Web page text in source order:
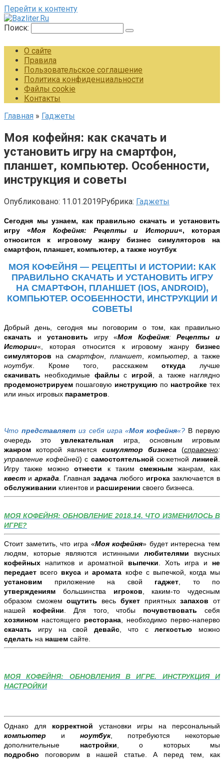
Перейти к контенту
Поиск:
О сайте
Правила
Пользовательское соглашение
Политика конфиденциальности
Файлы cookie
Контакты
Главная » Гаджеты
Моя кофейня: как скачать и
установить игру на смартфон,
планшет, компьютер. Особенности,
инструкция и советы
Опубликовано: 11.01.2019Рубрика: Гаджеты
Сегодня мы узнаем, как правильно скачать и установить
игру «Моя Кофейня: Рецепты и Истории«, которая
относится к игровому жанру бизнес симуляторов на
смартфон, планшет, компьютер, а также ноутбук
МОЯ КОФЕЙНЯ — РЕЦЕПТЫ И ИСТОРИИ: КАК
ПРАВИЛЬНО СКАЧАТЬ И УСТАНОВИТЬ ИГРУ
НА СМАРТФОН, ПЛАНШЕТ (IOS, ANDROID),
КОМПЬЮТЕР. ОСОБЕННОСТИ, ИНСТРУКЦИИ И
СОВЕТЫ
Добрый день, сегодня мы поговорим о том, как правильно
скачать иустановить игру «Моя Кофейня:Рецепты и
Истории«, которая относится к игровому жанру бизнес
симуляторов на смартфон планшет компьютер , а также
ноутбук . Кроме того, расскажемоткуда лучше
скачивать необходимые файлыс игрой , а также наглядно
продемонстрируем пошаговую инструкцию по настройке тех
или иных игровых параметров
Что представляет из себя игра «Моя кофейня«? В первую
очередь этоувлекательная игра, основным игровым
жанром которой является симулятор бизнеса (справочно:
управление кофейней) с самостоятельнойсюжетнойлинией
Игру также можноотнести к таким смежным жанрам, как
квест и аркада . Главная задача любого игрока заключается в
обслуживании клиентов и расширении своего бизнеса.
МОЯ КОФЕЙНЯ: ОБНОВЛЕНИЕ 2018.14. ЧТО ИЗМЕНИЛОСЬ В
ИГРЕ?
Стоит заметить, что игра «Моя кофейня» будет интересна тем
людям, которые являются истинными любителями вкусных
кофейных напитков и ароматной выпечки . Хоть игра и не
передает всего вкуса иаромата кофе с выпечкой, когда мы
установим приложение на свой гаджет , то по
утверждениям большинства игроков , каким-то чудесным
образом сможемощутить весь букет приятныхзапаховот
нашей кофейни . Для того, чтобы почувствоватьсебя
хозяином настоящего ресторана , необходимо перво-наперво
скачать игру на свой девайс , что слегкостью можно
сделать на нашем сайте.
МОЯ КОФЕЙНЯ: ОБНОВЛЕНИЯ В ИГРЕ. ИНСТРУКЦИЯ И
НАСТРОЙКИ
Однако для корректной установки игры на персональный
компьютер и ноутбук,
потребуются некоторые
дополнительные настройки , о которых мы
подробно поговорим в нашей статье. А перед тем, как